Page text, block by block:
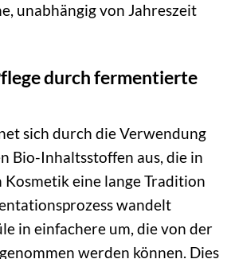
unabhängig von Jahreszeit
durch fermentierte
sich durch die Verwendung
Bio-Inhaltsstoffen aus, die in
Kosmetik eine lange Tradition
wandelt
in einfachere um, die von der
werden können. Dies